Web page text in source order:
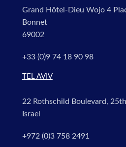
Grand Hôtel-Dieu Wojo 4
Bonnet
69002
+33 (0)9 74 18 90 98
TEL AVIV
22 Rothschild Boulevard,
Israel
+972 (0)3 758 2491